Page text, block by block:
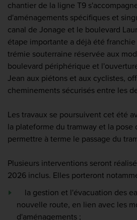
chantier de la ligne T9
d'aménagements spécifiques et
canal de Jonage et le boulevard
étape importante a déjà été
trémie souterraine réservée aux
boulevard périphérique et
Jean aux piétons et aux cyclistes,
cheminements sécurisés entre les
Les travaux se poursuivent cet été
la plateforme du tramway et la pose
permettre à terme le passage du
Plusieurs interventions seront
2026 inclus. Elles porteront
la gestion et l'évacuation des
nouvelle route, en lien avec les
d'aménagements ;